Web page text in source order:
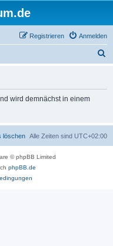
Anmelden
Registrieren
wird demnächst in einem
Alle Zeiten sind UTC+02:00
löschen
© phpBB Limited
phpBB.de